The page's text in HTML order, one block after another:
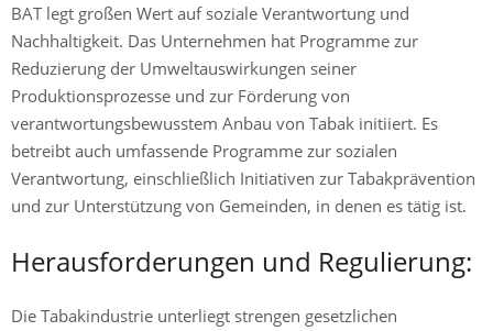
BAT legt großen Wert auf soziale Verantwortung und
Nachhaltigkeit. Das Unternehmen hat Programme zur
Reduzierung der Umweltauswirkungen seiner
Produktionsprozesse und zur Förderung von
verantwortungsbewusstem Anbau von Tabak initiiert. Es
betreibt auch umfassende Programme zur sozialen
Verantwortung, einschließlich Initiativen zur Tabakprävention
und zur Unterstützung von Gemeinden, in denen es tätig ist.
Herausforderungen und Regulierung:
Die Tabakindustrie unterliegt strengen gesetzlichen